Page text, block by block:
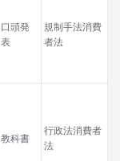
口頭発
表
規制手法消費
者法
教科書
行政法消費者
法